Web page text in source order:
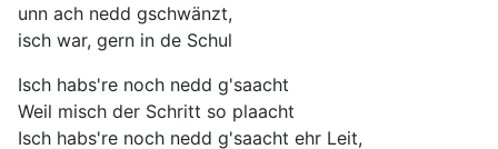
unn ach nedd gschwänzt,
isch war, gern in de Schul
Isch habs're noch nedd g'saacht
Weil misch der Schritt so plaacht
Isch habs're noch nedd g'saacht ehr Leit,